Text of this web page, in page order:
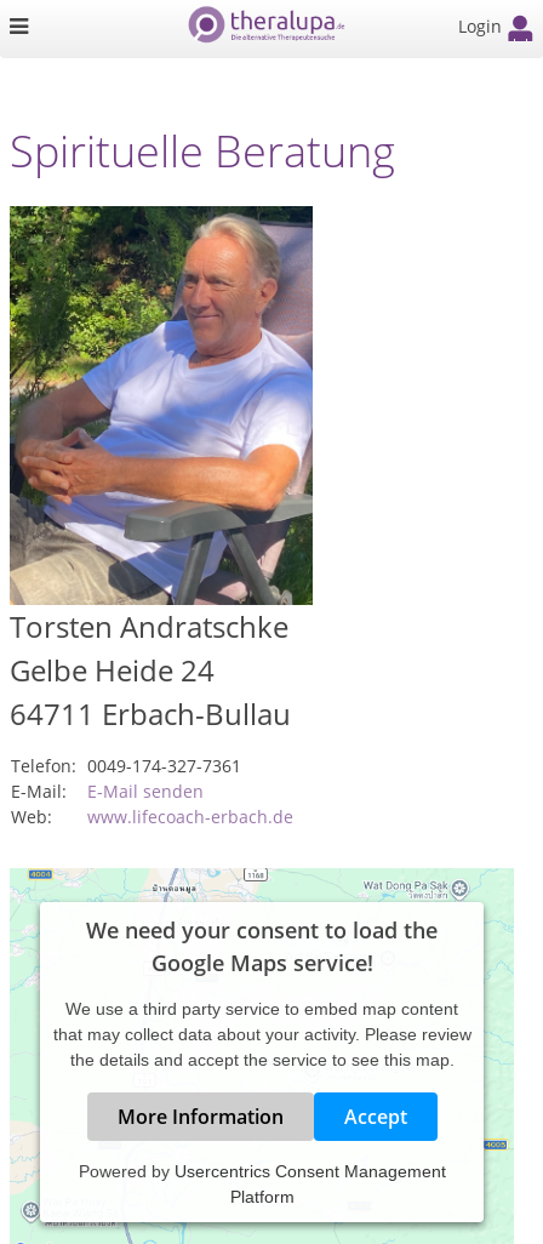
Login
Spirituelle Beratung
Torsten Andratschke
Gelbe Heide 24
64711 Erbach-Bullau
Telefon: 0049-174-327-7361
E-Mail:
E-Mail senden
Web:
www.lifecoach-erbach.de
We need your consent to load the
Google Maps service!
We use a third party service to embed map content
that may collect data about your activity. Please review
the details and accept the service to see this map.
More Information Accept
Powered by Usercentrics Consent Management
Platform
Leistungsspektrum: